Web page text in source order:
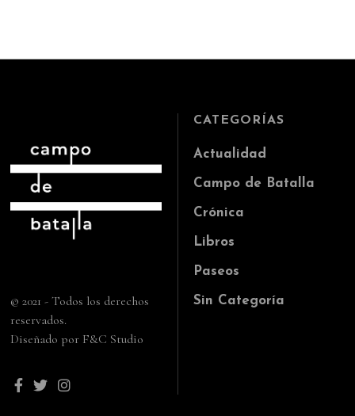
© 2021 - Todos los derechos
reservados.
Diseñado por F&C Studio
CATEGORÍAS
Actualidad
Campo de Batalla
Crónica
Libros
Paseos
Sin Categoría